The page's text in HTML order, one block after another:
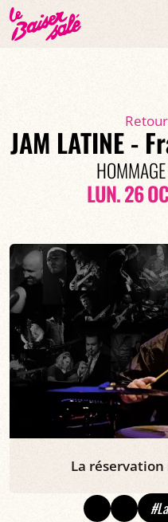
JAM LATINE -
LUN. 26
La